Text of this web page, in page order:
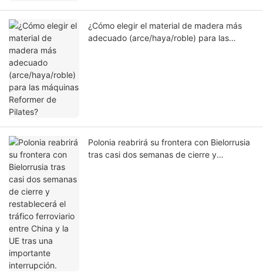
¿Cómo elegir el material de madera más
adecuado (arce/haya/roble) para las
Polonia reabrirá su frontera con Bielorrusia
tras casi dos semanas de cierre y